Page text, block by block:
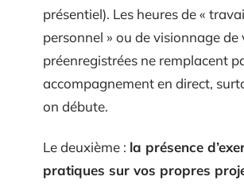
présentiel). Les heures de «
personnel » ou de visionnage de
préenregistrées ne remplacent
accompagnement en direct,
on débute.
Le deuxième : la présence
pratiques sur vos propres